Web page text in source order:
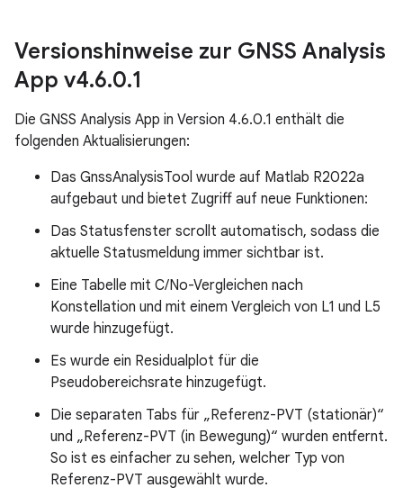
Versionshinweise zur GNSS Analysis
App v4.6.0.1
Die GNSS Analysis App in Version 4.6.0.1 enthält die
folgenden Aktualisierungen:
Das GnssAnalysisTool wurde auf Matlab R2022a
aufgebaut und bietet Zugriff auf neue Funktionen:
Das Statusfenster scrollt automatisch, sodass die
aktuelle Statusmeldung immer sichtbar ist.
Eine Tabelle mit C/No-Vergleichen nach
Konstellation und mit einem Vergleich von L1 und L5
wurde hinzugefügt.
Es wurde ein Residualplot für die
Pseudobereichsrate hinzugefügt.
Die separaten Tabs für „Referenz-PVT (stationär)“
und „Referenz-PVT (in Bewegung)“ wurden entfernt.
So ist es einfacher zu sehen, welcher Typ von
Referenz-PVT ausgewählt wurde.